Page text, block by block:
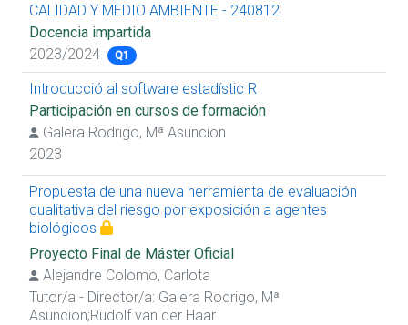
CALIDAD Y MEDIO AMBIENTE - 240812
Docencia impartida
2023/2024
Q1
Introducció al software estadístic R
Participación en cursos de formación
Galera Rodrigo, Mª Asuncion
2023
Propuesta de una nueva herramienta de evaluación
cualitativa del riesgo por exposición a agentes
biológicos
Proyecto Final de Máster Oficial
Alejandre Colomo, Carlota
Tutor/a - Director/a: Galera Rodrigo, Mª
Asuncion;Rudolf van der Haar